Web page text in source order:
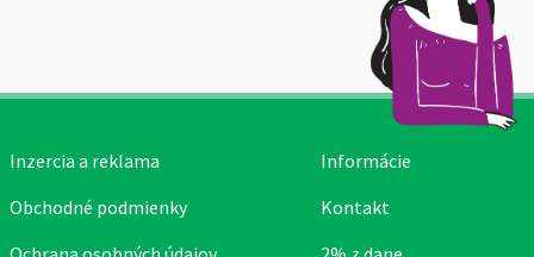
Inzercia a reklama
Obchodné podmienky
Informácie
Kontakt